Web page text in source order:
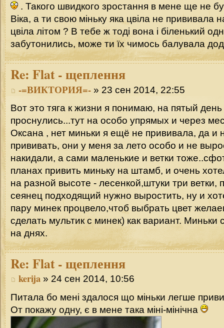
. Такого швидкого зростання в мене ще не
Віка, а ти свою міньку яка цвіла не прививала
цвіла літом ? В тебе ж тоді вона і біленький
забутонились, може ти їх чимось балувала
Re: Flat - щеплення
-=ВИКТОРИЯ=- » 23 сен 2014, 22:55
Вот это тяга к жизни я понимаю, на пятый день
проснулись...тут на особо упрямых и через
Оксана , нет миньки я ещё не прививала, да и
прививать, они у меня за лето особо и не
накидали, а сами маленькие и ветки
планах привить миньку на штамб, и очень
на разной высоте - лесенкой,штуки три ветки,
сеянец подходящий нужно выростить, ну и
пару минек процвело,чтоб выбрать цвет
сделать мультик с минек) как вариант.
на днях.
Re: Flat - щеплення
kerija » 24 сен 2014, 10:56
Питала бо мені здалося що міньки легше
От покажу одну, є в мене така міні-мінічна